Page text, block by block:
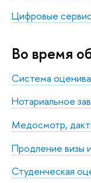
Цифровые
Во время
Система
Нотариальное
Медосмотр,
Продление визы
Студенческая